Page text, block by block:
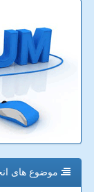
موضوع های